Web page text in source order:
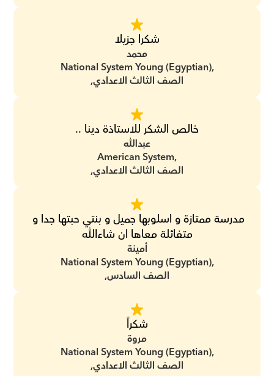
خالص الشكر للاستاذة دينا ..
عبدالله
الصف الثالث الاعدادي,
American System,
متفائلة معاها ان شاءالله
أمينة
الصف السادس,
National System Young (Egyptian),
شكراً
مروة
الصف الثالث الاعدادي,
National System Young (Egyptian),
شكرا جزيلا
محمد
الصف الثالث الاعدادي,
National System Young (Egyptian),